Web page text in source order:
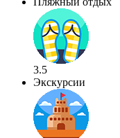
3.5
Экскурсии